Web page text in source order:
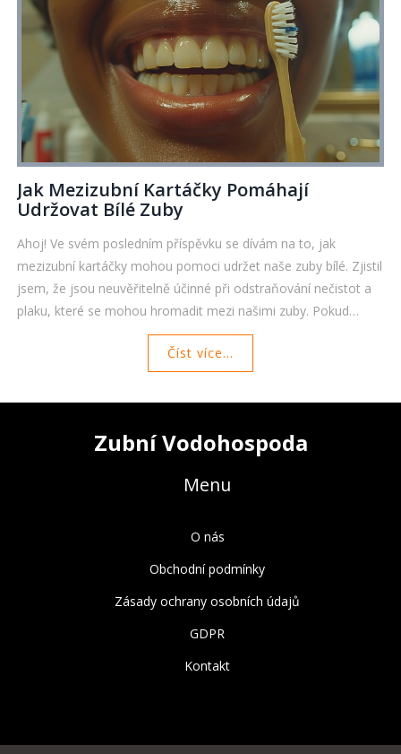
Jak Mezizubní Kartáčky Pomáhají
Udržovat Bílé Zuby
Ahoj! Ve svém posledním příspěvku se dívám na to, jak
mezizubní kartáčky mohou pomoci udržet naše zuby bílé. Zjistil
jsem, že jsou neuvěřitelně účinné při odstraňování nečistot a
plaku, které se mohou hromadit mezi našimi zuby. Pokud
toužíte po dokonalém úsměvu, pak je důležité integrovat tyto
malé nástroje do vašeho denního režimu péče o zuby. Čtěte s
námi dále a dozvíte se více o výhodách mezizubních kartáčků!
Číst více...
Zubní Vodohospoda
Menu
O nás
Obchodní podmínky
Zásady ochrany osobních údajů
GDPR
Kontakt